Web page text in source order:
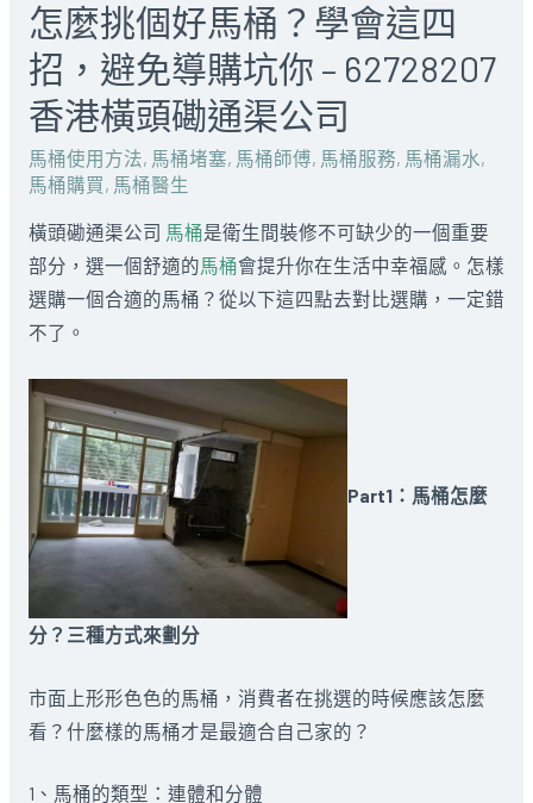
怎麼挑個好馬桶？學會這四
招，避免導購坑你 – 62728207
香港橫頭磡通渠公司
馬桶使用方法, 馬桶堵塞, 馬桶師傅, 馬桶服務, 馬桶漏水,
馬桶購買, 馬桶醫生
橫頭磡通渠公司 馬桶是衛生間裝修不可缺少的一個重要
部分，選一個舒適的馬桶會提升你在生活中幸福感。怎樣
選購一個合適的馬桶？從以下這四點去對比選購，一定錯
不了。
Part1：馬桶怎麼
分？三種方式來劃分
市面上形形色色的馬桶，消費者在挑選的時候應該怎麼
看？什麼樣的馬桶才是最適合自己家的？
1、馬桶的類型：連體和分體